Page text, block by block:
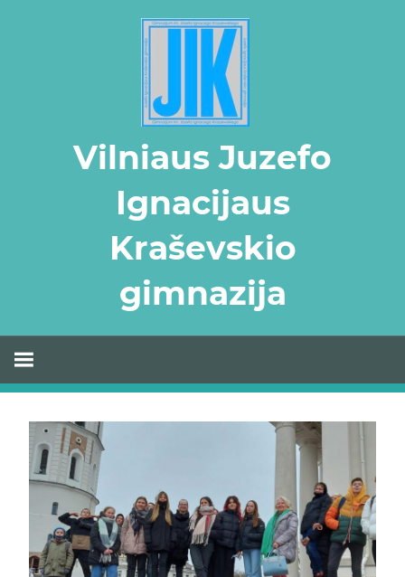
Vilniaus Juzefo
Ignacijaus
Kraševskio
gimnazija